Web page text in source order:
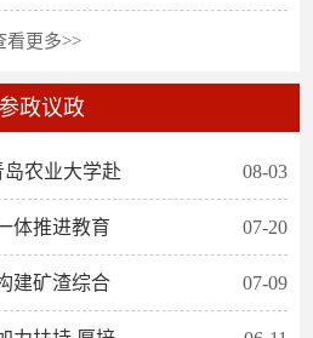
看更多>>
参政议政
农业大学赴 08-03
体推进教育 07-20
建矿渣综合 07-09